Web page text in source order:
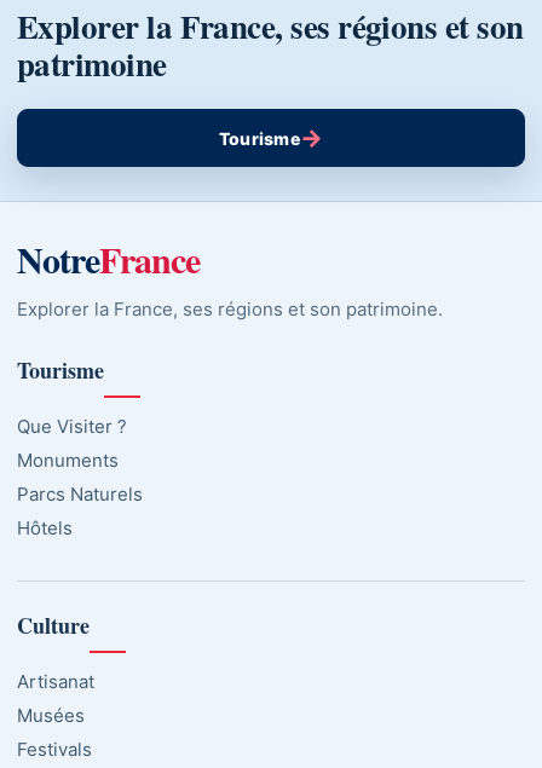
Explorer la France, ses régions et son
patrimoine
Tourisme→
NotreFrance
Explorer la France, ses régions et son patrimoine.
Tourisme
Que Visiter ?
Monuments
Parcs Naturels
Hôtels
Culture
Artisanat
Musées
Festivals